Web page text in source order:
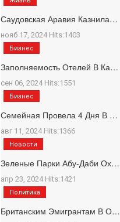
Саудовская Аравия Казнила…
нояб 17, 2024 Hits:1403
Заполняемость Отелей В Ка…
сен 06, 2024 Hits:1551
Бизнес
Семейная Провела 4 Дня В …
авг 11, 2024 Hits:1366
Бизнес
Зеленые Парки Абу-Даби Ох…
апр 23, 2024 Hits:1421
Новости
Британским Эмигрантам В О…
Политика